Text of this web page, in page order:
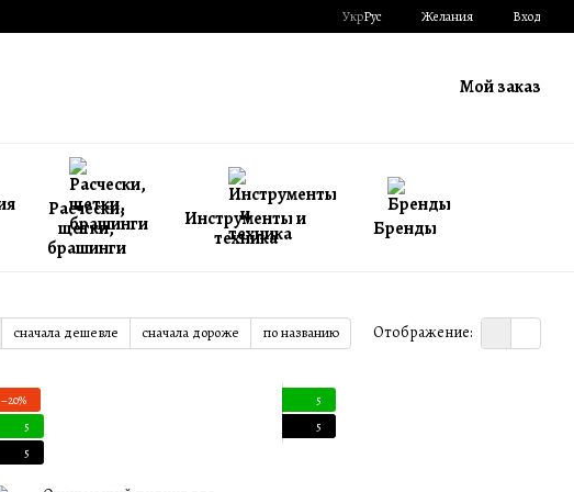
УкрРус Желания Вход
Мой заказ
Расчески,
щетки,
брашинги
Инструменты и
техника
Бренды
сначала дешевле сначала дороже по названию Отображение:
−20%
5
5
5
5